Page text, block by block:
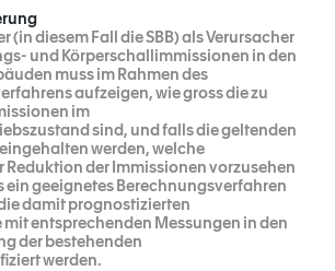
(in diesem Fall die SBB) als Verursacher
und Körperschallimmissionen in den
muss im Rahmen des
aufzeigen, wie gross die zu
im
sind, und falls die geltenden
werden, welche
Reduktion der Immissionen vorzusehen
ein geeignetes Berechnungsverfahren
damit prognostizierten
entsprechenden Messungen in den
der bestehenden
werden.